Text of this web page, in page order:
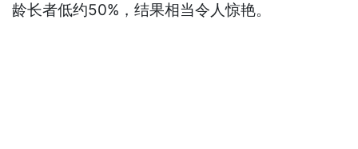
龄长者低约50%，结果相当令人惊艳。